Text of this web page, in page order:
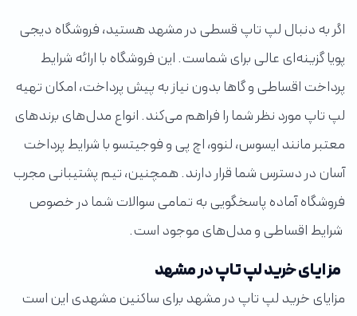
اگر به دنبال لپ تاپ قسطی در مشهد هستید، فروشگاه دیجی
پویا گزینه‌ای عالی برای شماست. این فروشگاه با ارائه شرایط
پرداخت اقساطی و گاها بدون نیاز به پیش پرداخت، امکان تهیه
لپ تاپ مورد نظر شما را فراهم می‌کند. انواع مدل‌های برندهای
معتبر مانند ایسوس، لنوو، اچ پی و فوجیتسو با شرایط پرداخت
آسان در دسترس شما قرار دارند. همچنین، تیم پشتیبانی مجرب
فروشگاه آماده پاسخگویی به تمامی سوالات شما در خصوص
شرایط اقساطی و مدل‌های موجود است.
مزایای خرید لپ تاپ در مشهد
مزایای خرید لپ تاپ در مشهد برای ساکنین مشهدی این است